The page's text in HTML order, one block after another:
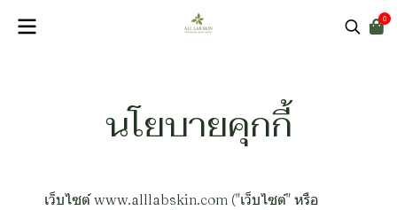
0
นโยบายคุกกี้
เว็บไซต์ www.alllabskin.com ("เว็บไซต์" หรือ